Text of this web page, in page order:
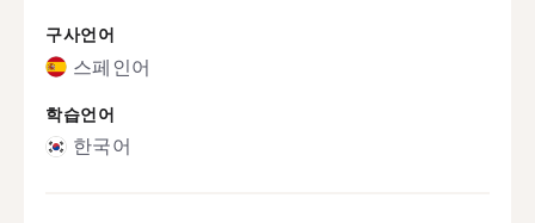
구사언어
스페인어
학습언어
한국어